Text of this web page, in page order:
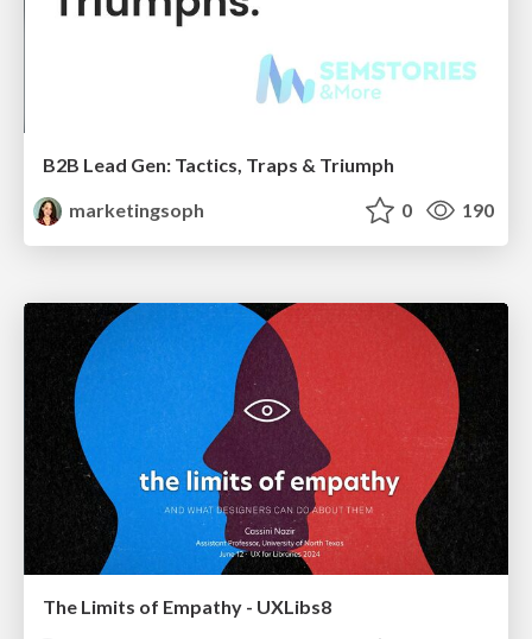
B2B Lead Gen: Tactics, Traps & Triumph
marketingsoph
0 190
The Limits of Empathy - UXLibs8